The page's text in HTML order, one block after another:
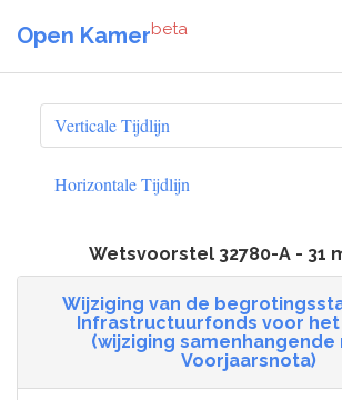
Open Kamerbeta
Verticale Tijdlijn
Horizontale Tijdlijn
Wetsvoorstel 32780-A - 31
Wijziging van de
Infrastructuurfonds voor het
(wijziging samenhangende
Voorjaarsnota)